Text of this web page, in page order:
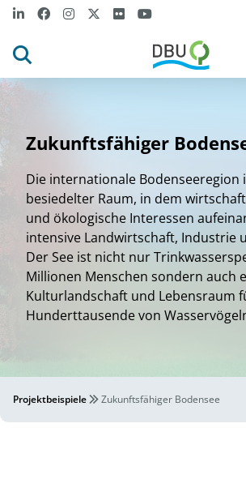
Zukunftsfähiger
Die internationale Bodenseeregion
besiedelter Raum, in dem
und ökologische Interessen
intensive Landwirtschaft, Industrie
Der See ist nicht nur
Millionen Menschen sondern auch
Kulturlandschaft und Lebensraum
Hunderttausende von
Projektbeispiele Zukunftsfähiger Bodensee